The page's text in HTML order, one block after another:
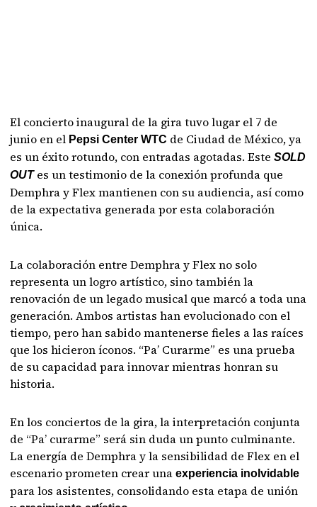
El concierto inaugural de la gira tuvo lugar el 7 de
junio en el Pepsi Center WTC de Ciudad de México, ya
es un éxito rotundo, con entradas agotadas. EsteSOLD
OUTes un testimonio de la conexión profunda que
Demphra y Flex mantienen con su audiencia, así como
de la expectativa generada por esta colaboración
única.
La colaboración entre Demphra y Flex no solo
representa un logro artístico, sino también la
renovación de un legado musical que marcó a toda una
generación. Ambos artistas han evolucionado con el
tiempo, pero han sabido mantenerse fieles a las raíces
que los hicieron íconos. “Pa’ Curarme” es una prueba
de su capacidad para innovar mientras honran su
historia.
En los conciertos de la gira, la interpretación conjunta
de “Pa’ curarme” será sin duda un punto culminante.
La energía de Demphra y la sensibilidad de Flex en el
escenario prometen crear unaexperiencia inolvidable
para los asistentes, consolidando esta etapa de unión